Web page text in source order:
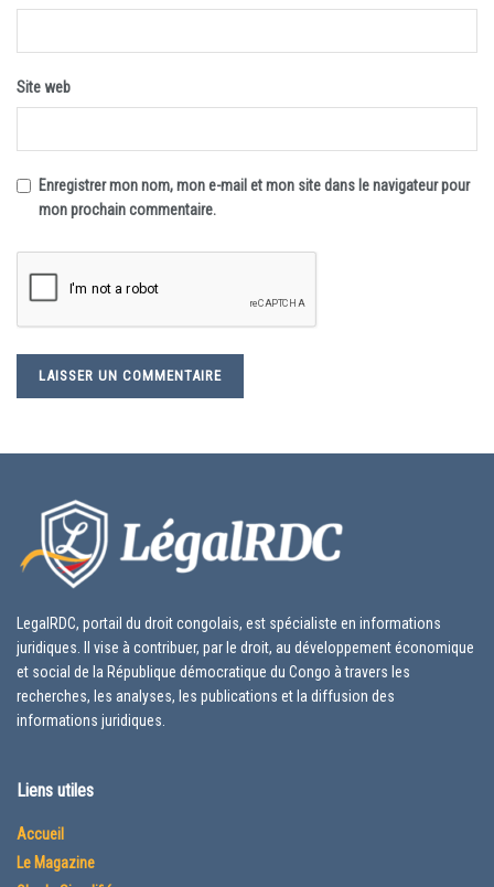
Site web
Enregistrer mon nom, mon e-mail et mon site dans le navigateur pour
mon prochain commentaire.
LegalRDC, portail du droit congolais, est spécialiste en informations
juridiques. Il vise à contribuer, par le droit, au développement économique
et social de la République démocratique du Congo à travers les
recherches, les analyses, les publications et la diffusion des
informations juridiques.
Liens utiles
Accueil
Le Magazine